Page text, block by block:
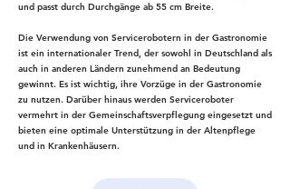
und passt durch Durchgänge ab 55 cm Breite.
Die Verwendung von Servicerobotern in der Gastronomie
ist ein internationaler Trend, der sowohl in Deutschland als
auch in anderen Ländern zunehmend an Bedeutung
gewinnt. Es ist wichtig, ihre Vorzüge in der Gastronomie
zu nutzen. Darüber hinaus werden Serviceroboter
vermehrt in der Gemeinschaftsverpflegung eingesetzt und
bieten eine optimale Unterstützung in der Altenpflege
und in Krankenhäusern.